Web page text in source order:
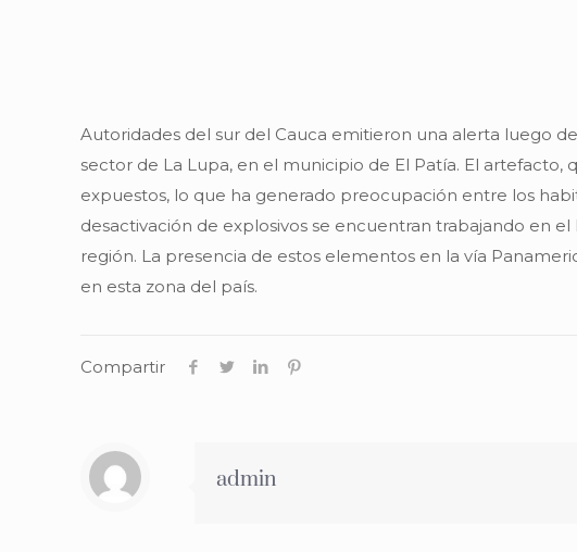
Autoridades del sur del Cauca emitieron una alerta luego
sector de La Lupa, en el municipio de El Patía. El
expuestos, lo que ha generado preocupación entre los
desactivación de explosivos se encuentran trabajando en
región. La presencia de estos elementos en la vía
en esta zona del país.
Compartir
admin